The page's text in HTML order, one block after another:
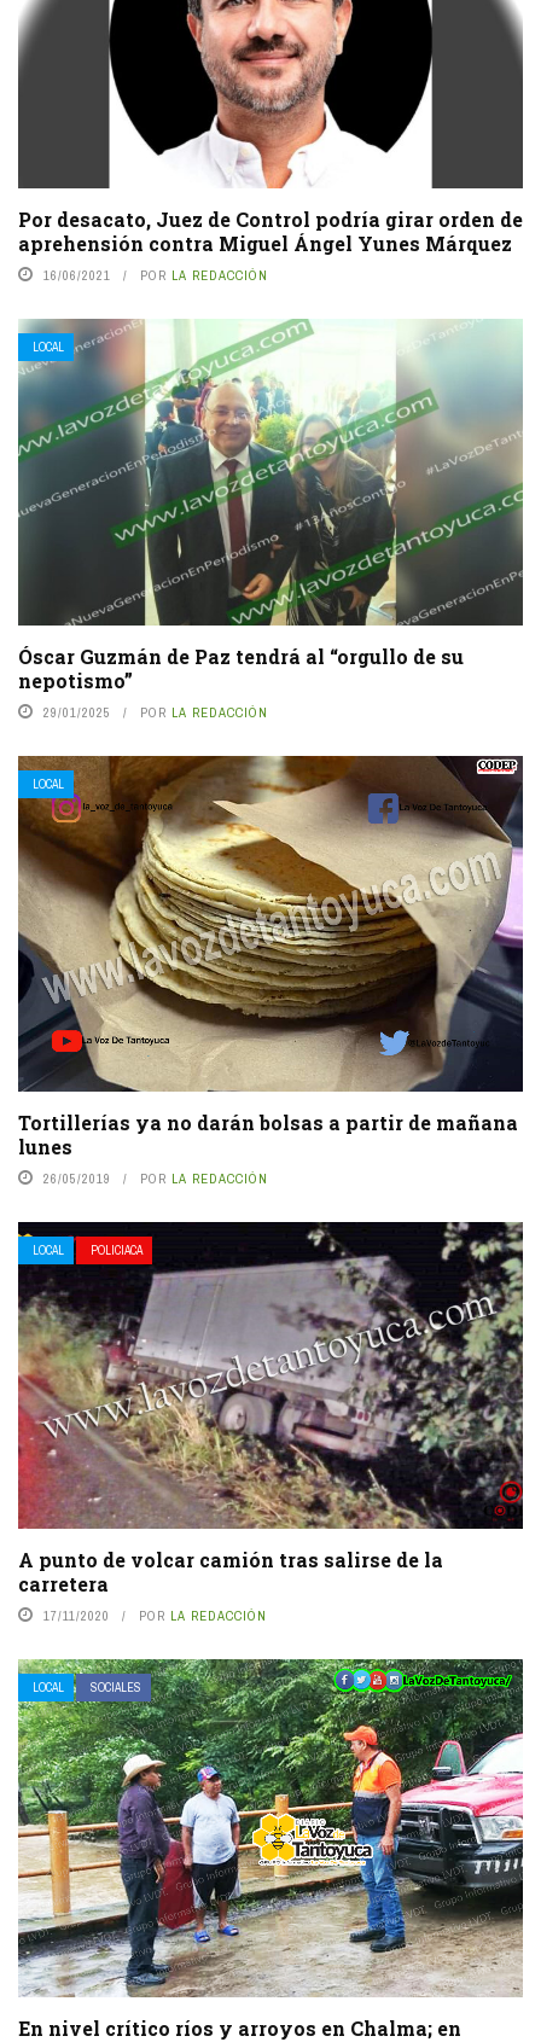
Por desacato, Juez de Control podría girar orden de
aprehensión contra Miguel Ángel Yunes Márquez
16/06/2021 POR LA REDACCIÓN
LOCAL
Óscar Guzmán de Paz tendrá al “orgullo de su
nepotismo”
29/01/2025 POR LA REDACCIÓN
LOCAL
Tortillerías ya no darán bolsas a partir de mañana
lunes
26/05/2019 POR LA REDACCIÓN
LOCAL POLICIACA
A punto de volcar camión tras salirse de la
carretera
17/11/2020 POR LA REDACCIÓN
LOCAL SOCIALES
En nivel crítico ríos y arroyos en Chalma; en